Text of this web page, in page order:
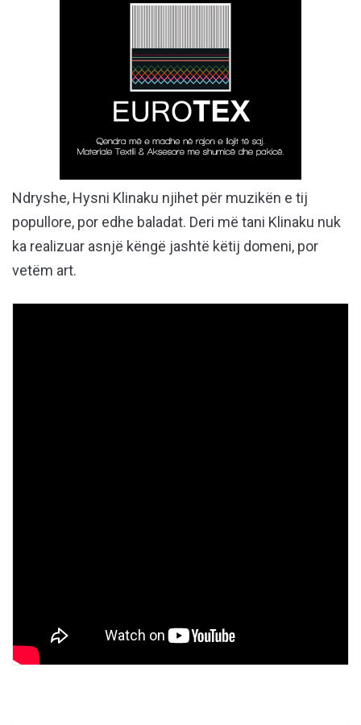
Ndryshe, Hysni Klinaku njihet për muzikën e tij
popullore, por edhe baladat. Deri më tani Klinaku nuk
ka realizuar asnjë këngë jashtë këtij domeni, por
vetëm art.